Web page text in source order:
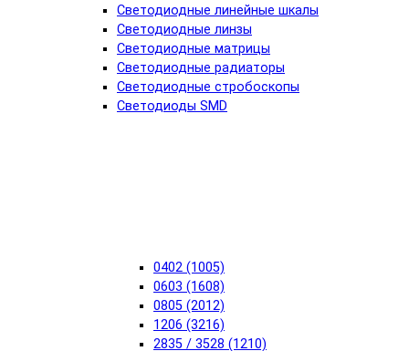
Светодиодные линейные шкалы
Светодиодные линзы
Светодиодные матрицы
Светодиодные радиаторы
Светодиодные стробоскопы
Светодиоды SMD
0402 (1005)
0603 (1608)
0805 (2012)
1206 (3216)
2835 / 3528 (1210)